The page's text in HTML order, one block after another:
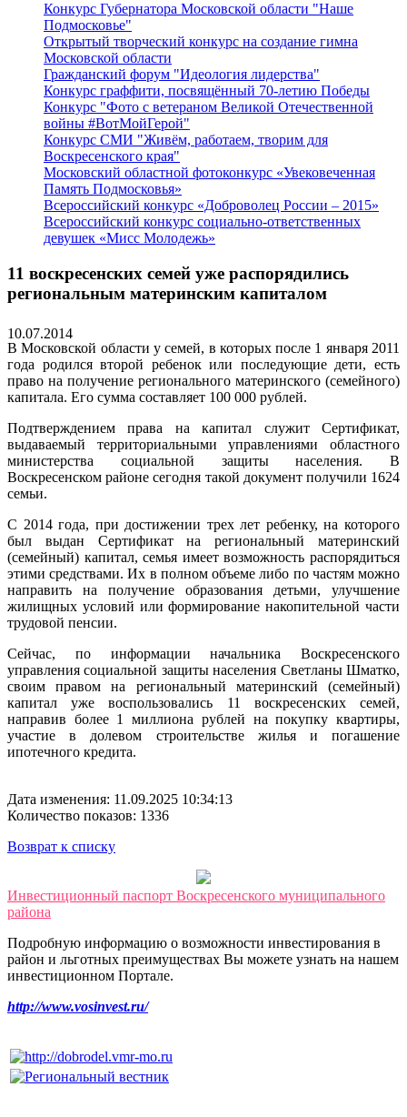
Конкурс Губернатора Московской области "Наше
Подмосковье"
Открытый творческий конкурс на создание гимна
Московской области
Гражданский форум "Идеология лидерства"
Конкурс граффити, посвящённый 70-летию Победы
Конкурс "Фото с ветераном Великой Отечественной
войны #ВотМойГерой"
Конкурс СМИ "Живём, работаем, творим для
Воскресенского края"
Московский областной фотоконкурс «Увековеченная
Память Подмосковья»
Всероссийский конкурс «Доброволец России – 2015»
Всероссийский конкурс социально-ответственных
девушек «Мисс Молодежь»
11 воскресенских семей уже распорядились
региональным материнским капиталом
10.07.2014
В Московской области у семей, в которых после 1 января 2011
года родился второй ребенок или последующие дети, есть
право на получение регионального материнского (семейного)
капитала. Его сумма составляет 100 000 рублей.
Подтверждением права на капитал служит Сертификат,
выдаваемый территориальными управлениями областного
министерства социальной защиты населения. В
Воскресенском районе сегодня такой документ получили 1624
семьи.
С 2014 года, при достижении трех лет ребенку, на которого
был выдан Сертификат на региональный материнский
(семейный) капитал, семья имеет возможность распорядиться
этими средствами. Их в полном объеме либо по частям можно
направить на получение образования детьми, улучшение
жилищных условий или формирование накопительной части
трудовой пенсии.
Сейчас, по информации начальника Воскресенского
управления социальной защиты населения Светланы Шматко,
своим правом на региональный материнский (семейный)
капитал уже воспользовались 11 воскресенских семей,
направив более 1 миллиона рублей на покупку квартиры,
участие в долевом строительстве жилья и погашение
ипотечного кредита.
Дата изменения: 11.09.2025 10:34:13
Количество показов: 1336
Возврат к списку
Инвестиционный паспорт Воскресенского муниципального
района
Подробную информацию о возможности инвестирования в
район и льготных преимуществах Вы можете узнать на нашем
инвестиционном Портале.
http://www.vosinvest.ru/